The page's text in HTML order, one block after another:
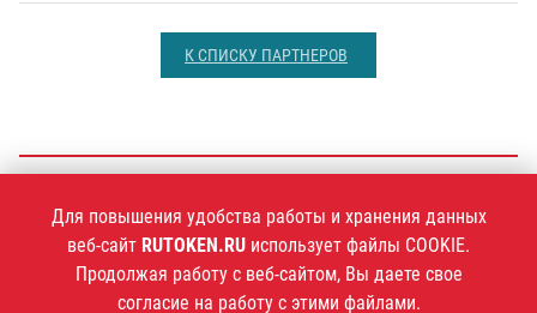
К СПИСКУ ПАРТНЕРОВ
+7 (495)925-77-90
Для повышения удобства работы и хранения данных
веб-сайт RUTOKEN.RU использует файлы COOKIE.
Продолжая работу с веб-сайтом, Вы даете свое
согласие на работу с этими файлами.